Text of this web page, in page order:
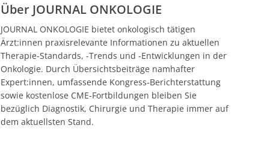
Über JOURNAL ONKOLOGIE
JOURNAL ONKOLOGIE bietet onkologisch tätigen
Ärzt:innen praxisrelevante Informationen zu aktuellen
Therapie-Standards, -Trends und -Entwicklungen in der
Onkologie. Durch Übersichtsbeiträge namhafter
Expert:innen, umfassende Kongress-Berichterstattung
sowie kostenlose CME-Fortbildungen bleiben Sie
bezüglich Diagnostik, Chirurgie und Therapie immer auf
dem aktuellsten Stand.